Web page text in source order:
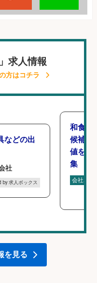
求人情報
方はコチラ
などの出
社
by 求人ボックス
和食,
候補/
値を上
集
会社名
を見る